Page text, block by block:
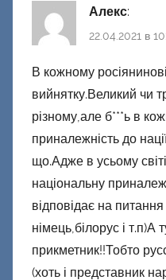
Алекс:
22.04.2021 в
В кожному
вийнятку.Великий чи
різному,але б***ь в
приналежність до
що.Адже в усьому
національну
відповідає на
німець,білорус і т.п)А
прикметник!!Тобто
(хоть і представник